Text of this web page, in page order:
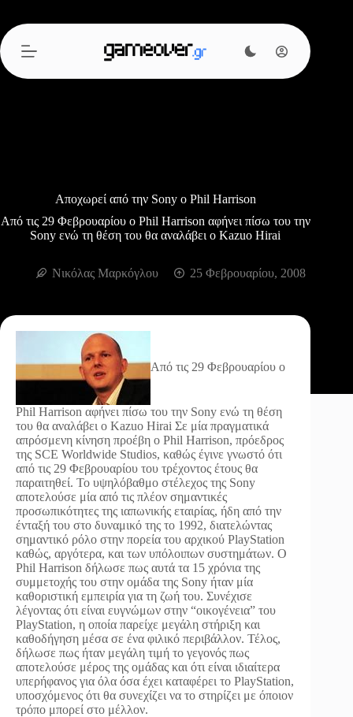
περιεχόμενο
Αποχωρεί από την Sony ο Phil Harrison
Από τις 29 Φεβρουαρίου ο Phil Harrison αφήνει πίσω του την
Sony ενώ τη θέση του θα αναλάβει ο Kazuo Hirai
Νικόλας Μαρκόγλου 25 Φεβρουαρίου, 2008
Από τις 29 Φεβρουαρίου ο
Phil Harrison αφήνει πίσω του την Sony ενώ τη θέση
του θα αναλάβει ο Kazuo Hirai Σε μία πραγματικά
απρόσμενη κίνηση προέβη ο Phil Harrison, πρόεδρος
της SCE Worldwide Studios, καθώς έγινε γνωστό ότι
από τις 29 Φεβρουαρίου του τρέχοντος έτους θα
παραιτηθεί. Το υψηλόβαθμο στέλεχος της Sony
αποτελούσε μία από τις πλέον σημαντικές
προσωπικότητες της ιαπωνικής εταιρίας, ήδη από την
ένταξή του στο δυναμικό της το 1992, διατελώντας
σημαντικό ρόλο στην πορεία του αρχικού PlayStation
καθώς, αργότερα, και των υπόλοιπων συστημάτων. Ο
Phil Harrison δήλωσε πως αυτά τα 15 χρόνια της
συμμετοχής του στην ομάδα της Sony ήταν μία
καθοριστική εμπειρία για τη ζωή του. Συνέχισε
λέγοντας ότι είναι ευγνώμων στην “οικογένεια” του
PlayStation, η οποία παρείχε μεγάλη στήριξη και
καθοδήγηση μέσα σε ένα φιλικό περιβάλλον. Τέλος,
δήλωσε πως ήταν μεγάλη τιμή το γεγονός πως
αποτελούσε μέρος της ομάδας και ότι είναι ιδιαίτερα
υπερήφανος για όλα όσα έχει καταφέρει το PlayStation,
υποσχόμενος ότι θα συνεχίζει να το στηρίζει με όποιον
τρόπο μπορεί στο μέλλον.